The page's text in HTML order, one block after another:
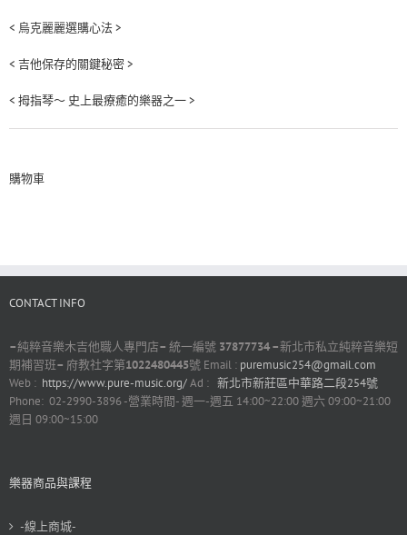
< 烏克麗麗選購心法 >
< 吉他保存的關鍵秘密 >
< 拇指琴～ 史上最療癒的樂器之一 >
購物車
CONTACT INFO
–純粹音樂木吉他職人專門店– 統一編號 37877734 –新北市私立純粹音樂短
期補習班– 府教社字第1022480445號 Email : puremusic254@gmail.com
Web : https://www.pure-music.org/Ad : 新北市新莊區中華路二段254號
Phone: 02-2990-3896 -營業時間- 週一-週五 14:00~22:00 週六 09:00~21:00
週日 09:00~15:00
樂器商品與課程
-線上商城-